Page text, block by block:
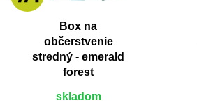
Box na
občerstvenie
stredný - emerald
forest
skladom